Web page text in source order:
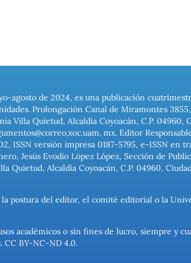
agosto de 2024, es una publicación
Prolongación Canal de Miramontes
Villa Quietud, Alcaldía Coyoacán, C.P.
mx. Editor
ISSN versión impresa 0187-5795, e-ISSN
Jesús Evodio López López, Sección de
Quietud, Alcaldía Coyoacán, C.P. 04960,
postura del editor, el comité editorial o la
académicos o sin fines de lucro, siempre y
CC BY-NC-ND 4.0.